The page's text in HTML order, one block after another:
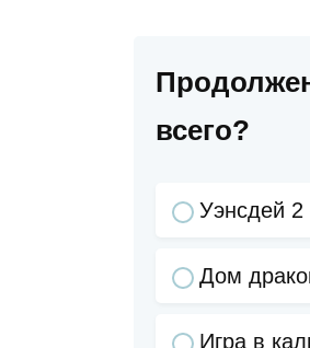
всего?
Уэнсдей 2
Дом
Игра в